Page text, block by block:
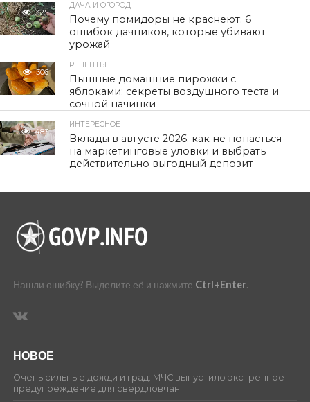
325
ДАЧА И ОГОРОД
Почему помидоры не краснеют: 6
ошибок дачников, которые убивают
урожай
306
РЕЦЕПТЫ
Пышные домашние пирожки с
яблоками: секреты воздушного теста и
сочной начинки
483
ИНТЕРЕСНОЕ
Вклады в августе 2026: как не попасться
на маркетинговые уловки и выбрать
действительно выгодный депозит
Нашли ошибку? Выделите её и нажмите Ctrl+Enter.
НОВОЕ
Очень сильные дожди и град: МЧС выпустило экстренное
предупреждение для свердловчан